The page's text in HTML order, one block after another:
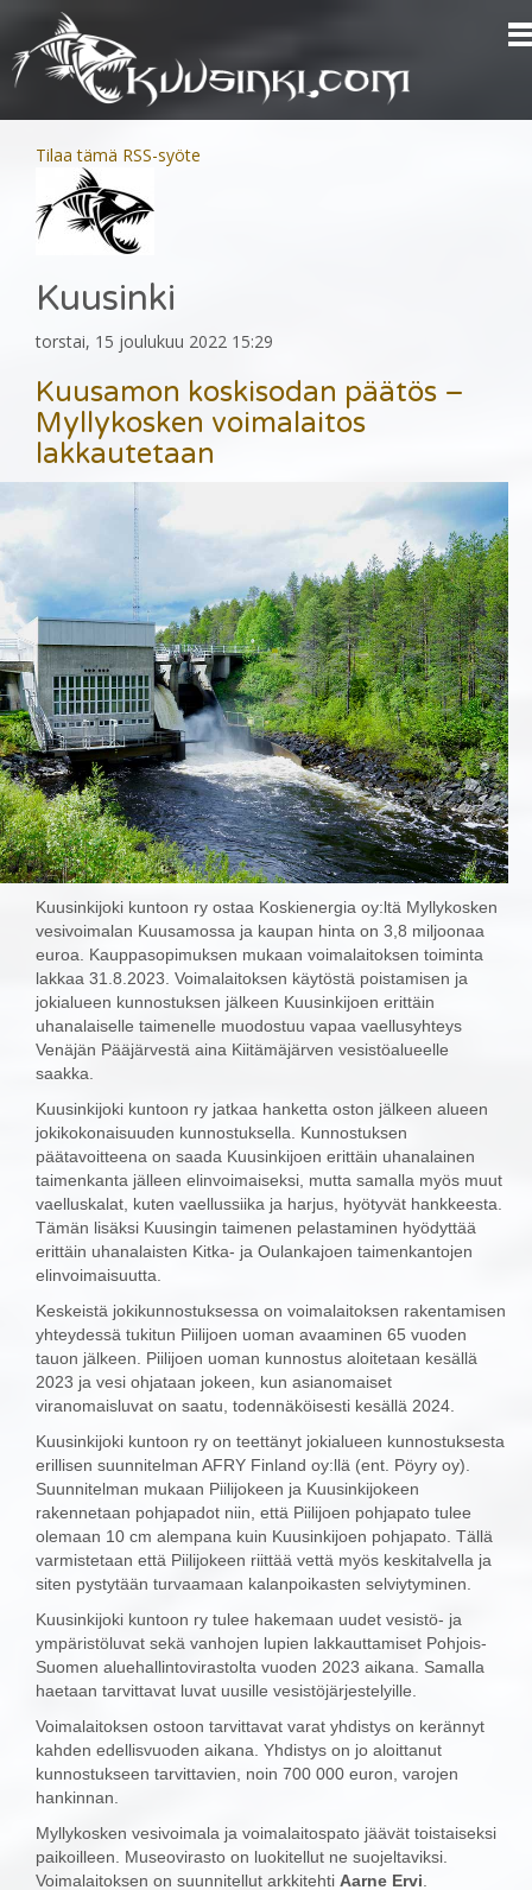
Tilaa tämä RSS-syöte
Kuusinki
torstai, 15 joulukuu 2022 15:29
Kuusamon koskisodan päätös –
Myllykosken voimalaitos
lakkautetaan
Kuusinkijoki kuntoon ry ostaa Koskienergia oy:ltä Myllykosken
vesivoimalan Kuusamossa ja kaupan hinta on 3,8 miljoonaa
euroa. Kauppasopimuksen mukaan voimalaitoksen toiminta
lakkaa 31.8.2023. Voimalaitoksen käytöstä poistamisen ja
jokialueen kunnostuksen jälkeen Kuusinkijoen erittäin
uhanalaiselle taimenelle muodostuu vapaa vaellusyhteys
Venäjän Pääjärvestä aina Kiitämäjärven vesistöalueelle
saakka.
Kuusinkijoki kuntoon ry jatkaa hanketta oston jälkeen alueen
jokikokonaisuuden kunnostuksella. Kunnostuksen
päätavoitteena on saada Kuusinkijoen erittäin uhanalainen
taimenkanta jälleen elinvoimaiseksi, mutta samalla myös muut
vaelluskalat, kuten vaellussiika ja harjus, hyötyvät hankkeesta.
Tämän lisäksi Kuusingin taimenen pelastaminen hyödyttää
erittäin uhanalaisten Kitka- ja Oulankajoen taimenkantojen
elinvoimaisuutta.
Keskeistä jokikunnostuksessa on voimalaitoksen rakentamisen
yhteydessä tukitun Piilijoen uoman avaaminen 65 vuoden
tauon jälkeen. Piilijoen uoman kunnostus aloitetaan kesällä
2023 ja vesi ohjataan jokeen, kun asianomaiset
viranomaisluvat on saatu, todennäköisesti kesällä 2024.
Kuusinkijoki kuntoon ry on teettänyt jokialueen kunnostuksesta
erillisen suunnitelman AFRY Finland oy:llä (ent. Pöyry oy).
Suunnitelman mukaan Piilijokeen ja Kuusinkijokeen
rakennetaan pohjapadot niin, että Piilijoen pohjapato tulee
olemaan 10 cm alempana kuin Kuusinkijoen pohjapato. Tällä
varmistetaan että Piilijokeen riittää vettä myös keskitalvella ja
siten pystytään turvaamaan kalanpoikasten selviytyminen.
Kuusinkijoki kuntoon ry tulee hakemaan uudet vesistö- ja
ympäristöluvat sekä vanhojen lupien lakkauttamiset Pohjois-
Suomen aluehallintovirastolta vuoden 2023 aikana. Samalla
haetaan tarvittavat luvat uusille vesistöjärjestelyille.
Voimalaitoksen ostoon tarvittavat varat yhdistys on kerännyt
kahden edellisvuoden aikana. Yhdistys on jo aloittanut
kunnostukseen tarvittavien, noin 700 000 euron, varojen
hankinnan.
Myllykosken vesivoimala ja voimalaitospato jäävät toistaiseksi
paikoilleen. Museovirasto on luokitellut ne suojeltaviksi.
Voimalaitoksen on suunnitellut arkkitehti Aarne Ervi.